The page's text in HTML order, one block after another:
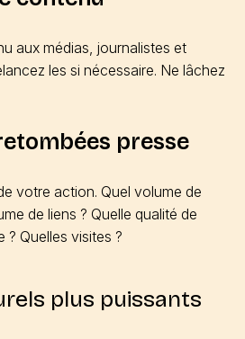
aux médias, journalistes et
les si nécessaire. Ne lâchez
presse
votre action. Quel volume de
de liens ? Quelle qualité de
? Quelles visites ?
plus puissants